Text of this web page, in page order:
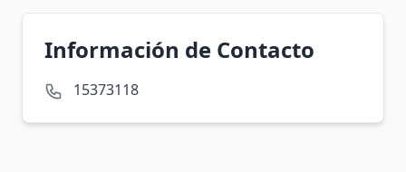
Información de Contacto
15373118